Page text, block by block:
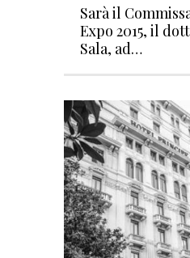
Sarà il
Expo 2015, il
Sala, ad…